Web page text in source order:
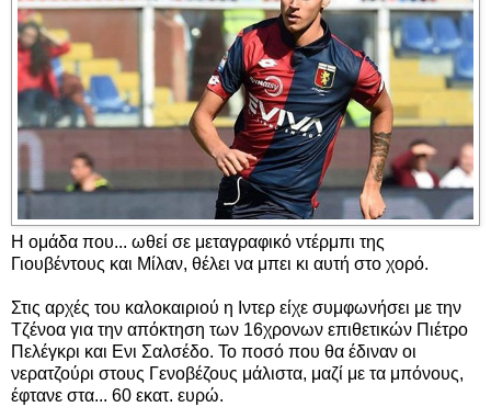
Η ομάδα που... ωθεί σε μεταγραφικό ντέρμπι της
Γιουβέντους και Μίλαν, θέλει να μπει κι αυτή στο χορό.
Στις αρχές του καλοκαιριού η Ιντερ είχε συμφωνήσει με την
Τζένοα για την απόκτηση των 16χρονων επιθετικών Πιέτρο
Πελέγκρι και Ενι Σαλσέδο. Το ποσό που θα έδιναν οι
νερατζούρι στους Γενοβέζους μάλιστα, μαζί με τα μπόνους,
έφτανε στα... 60 εκατ. ευρώ.